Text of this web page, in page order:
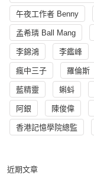
午夜工作者 Benny
孟希璘 Ball Mang
李錦鴻 李鑑峰
瘋中三子 羅倫斯
藍精靈 蝌蚪
阿銀 陳俊偉
香港記憶學院總監
近期文章